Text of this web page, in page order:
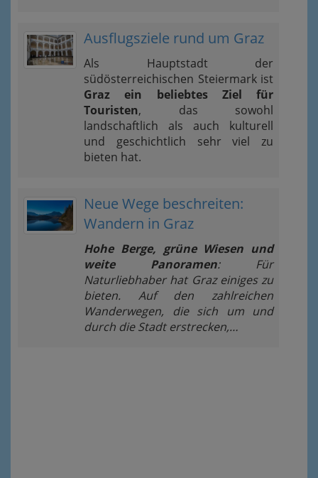
Ausflugsziele rund um Graz
Als Hauptstadt der
südösterreichischen Steiermark ist
Graz ein beliebtes Ziel für
Touristen, das sowohl
landschaftlich als auch kulturell
und geschichtlich sehr viel zu
bieten hat.
Neue Wege beschreiten:
Wandern in Graz
Hohe Berge, grüne Wiesen und
weite Panoramen: Für
Naturliebhaber hat Graz einiges zu
bieten. Auf den zahlreichen
Wanderwegen, die sich um und
durch die Stadt erstrecken,…